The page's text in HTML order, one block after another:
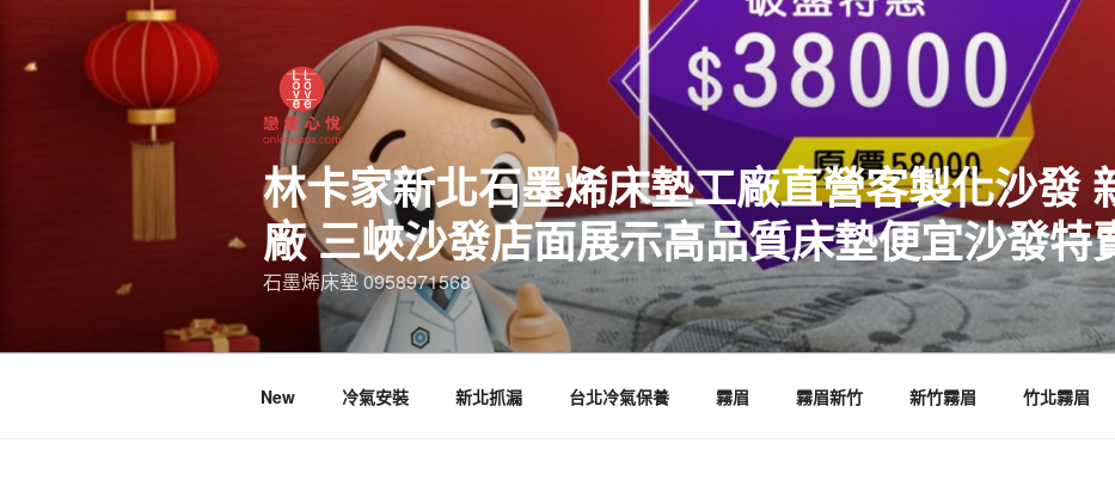
林卡家新北石墨烯床墊工廠直營客製化沙發
廠 三峽沙發店面展示高品質床墊便宜沙發特
石墨烯床墊 0958971568
New 冷氣安裝 新北抓漏 台北冷氣保養 霧眉 霧眉新竹 新竹霧眉 竹北霧眉